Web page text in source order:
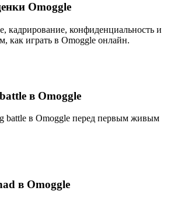
Omoggle
кадрирование, конфиденциальность и
как играть в Omoggle онлайн.
в Omoggle
battle в Omoggle перед первым живым
в Omoggle